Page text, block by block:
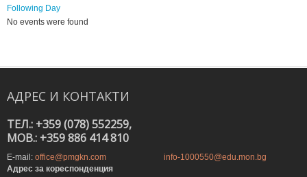
Following Day
No events were found
АДРЕС И КОНТАКТИ
ТЕЛ.: +359 (078) 552259,
MOB.: +359 886 414 810
E-mail: office@pmgkn.com
info-1000550@edu.mon.bg
Адрес за кореспонденция